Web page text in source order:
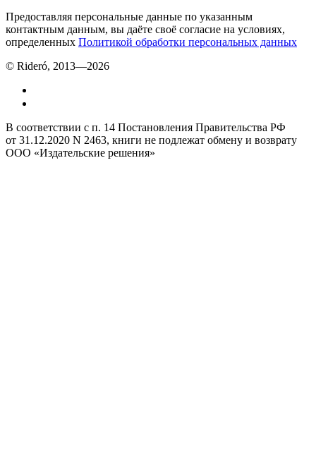
Предоставляя персональные данные по указанным
контактным данным, вы даёте своё согласие на условиях,
определенных Политикой обработки персональных данных
© Rideró, 2013—2026
В соответствии с п. 14 Постановления Правительства РФ
от 31.12.2020 N 2463, книги не подлежат обмену и возврату
ООО «Издательские решения»